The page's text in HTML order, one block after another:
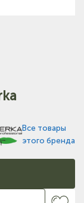
Все товары
этого бренда